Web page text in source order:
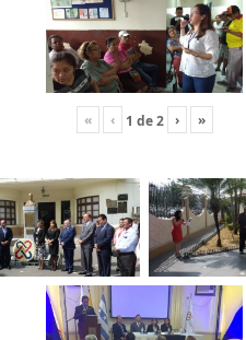
« ‹ 1 de2 › »